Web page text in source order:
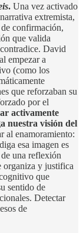
. Una vez activado
extremista,
confirmación,
que valida
David
empezar a
(como los
que reforzaban su
por el
activamente
nuestra visión del
al enamoramiento:
esa imagen es
una reflexión
organiza y justifica
que
sentido de
Detectar
de